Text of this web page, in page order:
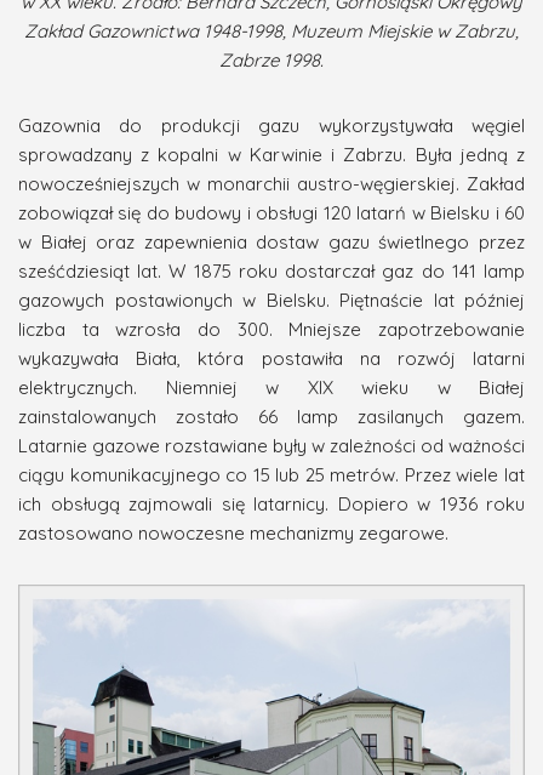
Zakład Gazownictwa 1948-1998, Muzeum Miejskie w Zabrzu,
Zabrze 1998.
Gazownia do produkcji gazu wykorzystywała węgiel
sprowadzany z kopalni w Karwinie i Zabrzu. Była jedną z
nowocześniejszych w monarchii austro-węgierskiej. Zakład
zobowiązał się do budowy i obsługi 120 latarń w Bielsku i 60
w Białej oraz zapewnienia dostaw gazu świetlnego przez
sześćdziesiąt lat. W 1875 roku dostarczał gaz do 141 lamp
gazowych postawionych w Bielsku. Piętnaście lat później
liczba ta wzrosła do 300. Mniejsze zapotrzebowanie
wykazywała Biała, która postawiła na rozwój latarni
elektrycznych. Niemniej w XIX wieku w Białej
zainstalowanych zostało 66 lamp zasilanych gazem.
Latarnie gazowe rozstawiane były w zależności od ważności
ciągu komunikacyjnego co 15 lub 25 metrów. Przez wiele lat
ich obsługą zajmowali się latarnicy. Dopiero w 1936 roku
zastosowano nowoczesne mechanizmy zegarowe.